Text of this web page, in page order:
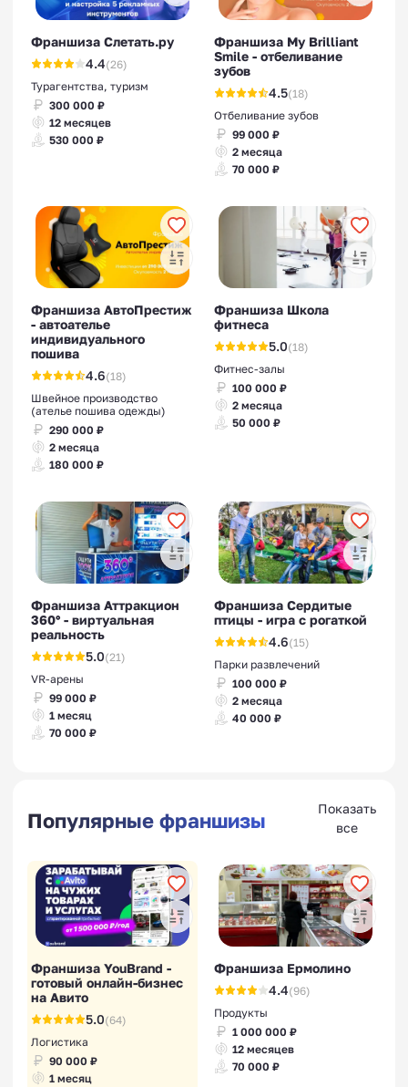
Франшиза Слетать.ру
4.4(26)
Турагентства, туризм
300 000 ₽
12 месяцев
530 000 ₽
Франшиза My Brilliant
Smile - отбеливание
зубов
4.5(18)
Отбеливание зубов
99 000 ₽
2 месяца
70 000 ₽
Франшиза АвтоПрестиж
- автоателье
индивидуального
пошива
4.6(18)
Швейное производство
(ателье пошива одежды)
290 000 ₽
2 месяца
180 000 ₽
Франшиза Школа
фитнеса
5.0(18)
Фитнес-залы
100 000 ₽
2 месяца
50 000 ₽
Франшиза Аттракцион
360° - виртуальная
реальность
5.0(21)
VR-арены
99 000 ₽
1 месяц
70 000 ₽
Франшиза Сердитые
птицы - игра с рогаткой
4.6(15)
Парки развлечений
100 000 ₽
2 месяца
40 000 ₽
Популярные франшизы
Показать
все
Франшиза YouBrand -
готовый онлайн-бизнес
на Авито
5.0(64)
Логистика
90 000 ₽
1 месяц
Франшиза Ермолино
4.4(96)
Продукты
1 000 000 ₽
12 месяцев
70 000 ₽